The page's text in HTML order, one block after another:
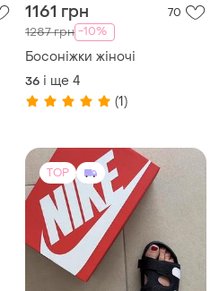
1161 грн 70
1287 грн -10%
Босоніжки жіночі
36 і ще 4
(1)
TOP